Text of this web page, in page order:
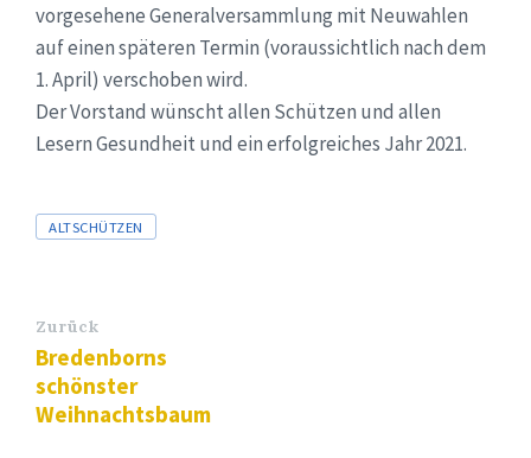
vorgesehene Generalversammlung mit Neuwahlen
auf einen späteren Termin (voraussichtlich nach dem
1. April) verschoben wird.
Der Vorstand wünscht allen Schützen und allen
Lesern Gesundheit und ein erfolgreiches Jahr 2021.
Tags
ALTSCHÜTZEN
Zurück
Bredenborns
schönster
Weihnachtsbaum